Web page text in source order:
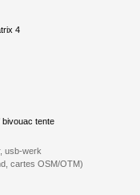
4
tente
usb-werk
cartes OSM/OTM)